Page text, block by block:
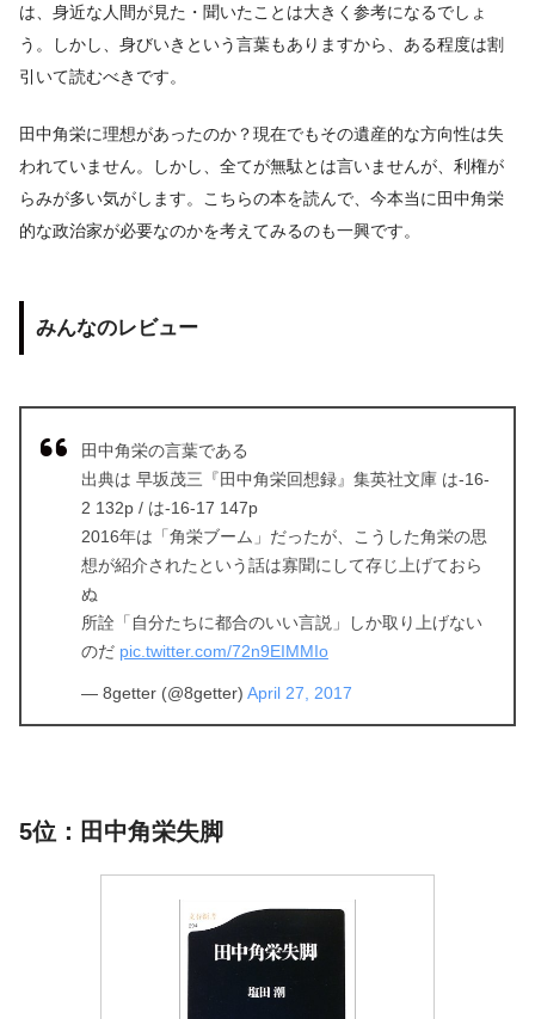
は、身近な人間が見た・聞いたことは大きく参考になるでしょ
う。しかし、身びいきという言葉もありますから、ある程度は割
引いて読むべきです。
田中角栄に理想があったのか？現在でもその遺産的な方向性は失
われていません。しかし、全てが無駄とは言いませんが、利権が
らみが多い気がします。こちらの本を読んで、今本当に田中角栄
的な政治家が必要なのかを考えてみるのも一興です。
みんなのレビュー
田中角栄の言葉である
出典は 早坂茂三『田中角栄回想録』集英社文庫 は-16-
2 132p / は-16-17 147p
2016年は「角栄ブーム」だったが、こうした角栄の思
想が紹介されたという話は寡聞にして存じ上げておら
ぬ
所詮「自分たちに都合のいい言説」しか取り上げない
のだ pic.twitter.com/72n9EIMMIo
— 8getter (@8getter) April 27, 2017
5位：田中角栄失脚